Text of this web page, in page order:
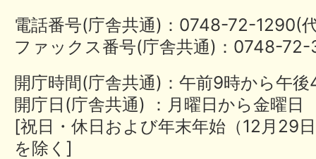
電話番号(庁舎共通)：0748-72-
ファックス番号(庁舎共通)：0748-
開庁時間(庁舎共通)：午前9時から午
開庁日(庁舎共通) ：月曜日から金曜日
[祝日・休日および年末年始（12月29
を除く]